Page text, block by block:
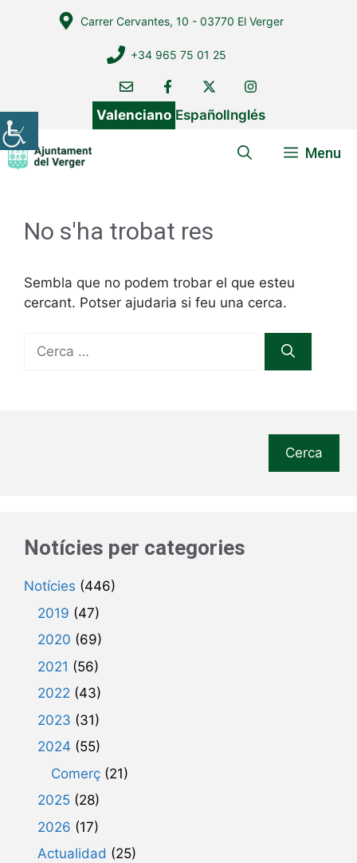
Carrer Cervantes, 10 - 03770 El Verger
+34 965 75 01 25
Valenciano EspañolInglés
Menu
No s'ha trobat res
Sembla que no podem trobar el que esteu
cercant. Potser ajudaria si feu una cerca.
Cerca:
Cerca
Notícies per categories
Notícies (446)
2019 (47)
2020 (69)
2021 (56)
2022 (43)
2023 (31)
2024 (55)
Comerç (21)
2025 (28)
2026 (17)
Actualidad (25)